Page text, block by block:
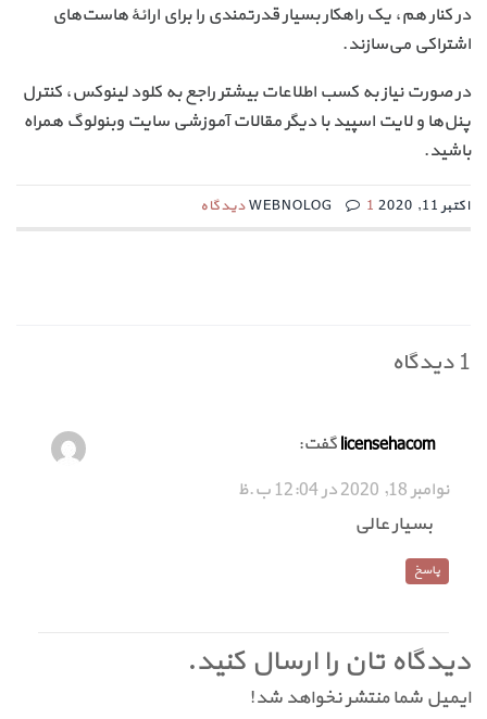
در کنار هم، یک راهکار بسیار قدرتمندی را برای ارائهٔ هاست‌های
اشتراکی می‌سازند.
در صورت نیاز به کسب اطلاعات بیشتر راجع به کلود لینوکس، کنترل
پنل‌ها و لایت اسپید با دیگر مقالات آموزشی سایت وبنولوگ همراه
باشید.
اکتبر 11, 2020 WEBNOLOG 1 دیدگاه
1 دیدگاه
licensehacomگفت:
نوامبر 18, 2020 در 12:04 ب.ظ
بسیار عالی
پاسخ
دیدگاه تان را ارسال کنید.
ایمیل شما منتشر نخواهد شد!